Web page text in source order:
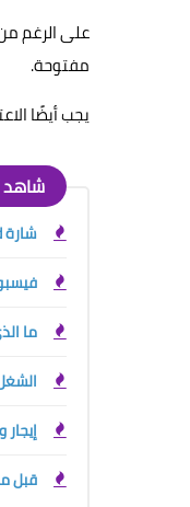
على الرغم من
مفتوحة.
يجب أيضًا
شاهد
شارة Facebook Verified الجديدة: هل توثيق فيسبوك أصبح مجانيًا؟ الفرق بينها وبين العلامة الزرقاء
ما
الشغل في تركيا 2026:
قبل ما تسافر